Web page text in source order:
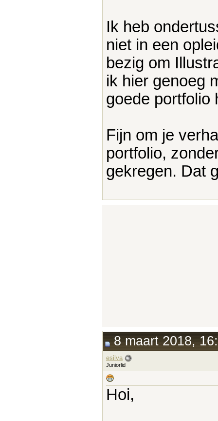
Ik heb
niet in een
bezig om
ik hier genoeg
goede portfolio
Fijn om je
portfolio,
gekregen. Dat
8 maart 2018,
esilva
Juniorlid
Hoi,